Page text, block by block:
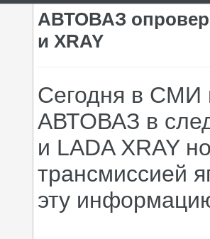
АВТОВАЗ
и XRAY
Сегодня в СМИ
АВТОВАЗ в
и LADA XRAY
трансмиссией
эту